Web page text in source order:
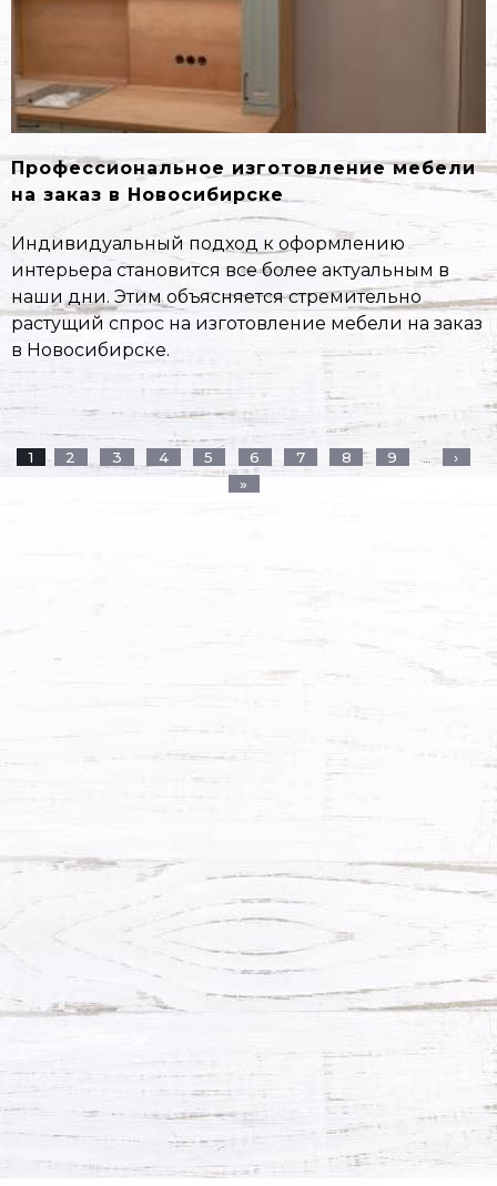
Профессиональное изготовление мебели
на заказ в Новосибирске
Индивидуальный подход к оформлению
интерьера становится все более актуальным в
наши дни. Этим объясняется стремительно
растущий спрос на изготовление мебели на заказ
в Новосибирске.